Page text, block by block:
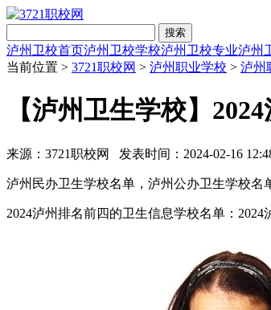
搜索
泸州卫校首页泸州卫校学校泸州卫校专业泸州
当前位置 > 3721职校网 > 泸州职业学校 > 泸州
【泸州卫生学校】
来源：3721职校网 发表时间：2024-02-16
泸州民办卫生学校名单，泸州公办卫生学校名
2024泸州排名前四的卫生信息学校名单：